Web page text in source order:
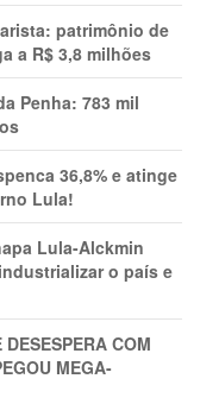
patrimônio de
a R$ 3,8 milhões
Penha: 783 mil
36,8% e atinge
Lula!
Lula-Alckmin
o país e
COM
MEGA-